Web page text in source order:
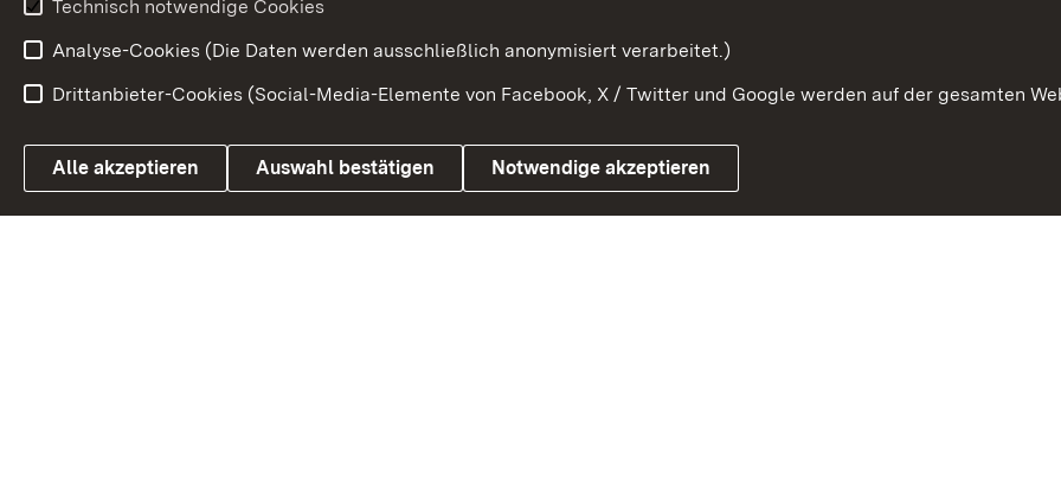
Link zum Landesportal
Impressum Kontakt
Technisch notwendige Cookies
Analyse-Cookies (Die Daten werden ausschließlich anonymisiert verarbeitet.)
Drittanbieter-Cookies (Social-Media-Elemente von Facebook, X / Twitter und Google werden auf der gesamten
Alle akzeptieren Auswahl bestätigen Notwendige akzeptieren